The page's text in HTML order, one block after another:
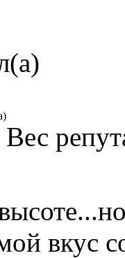
Вес
вкус